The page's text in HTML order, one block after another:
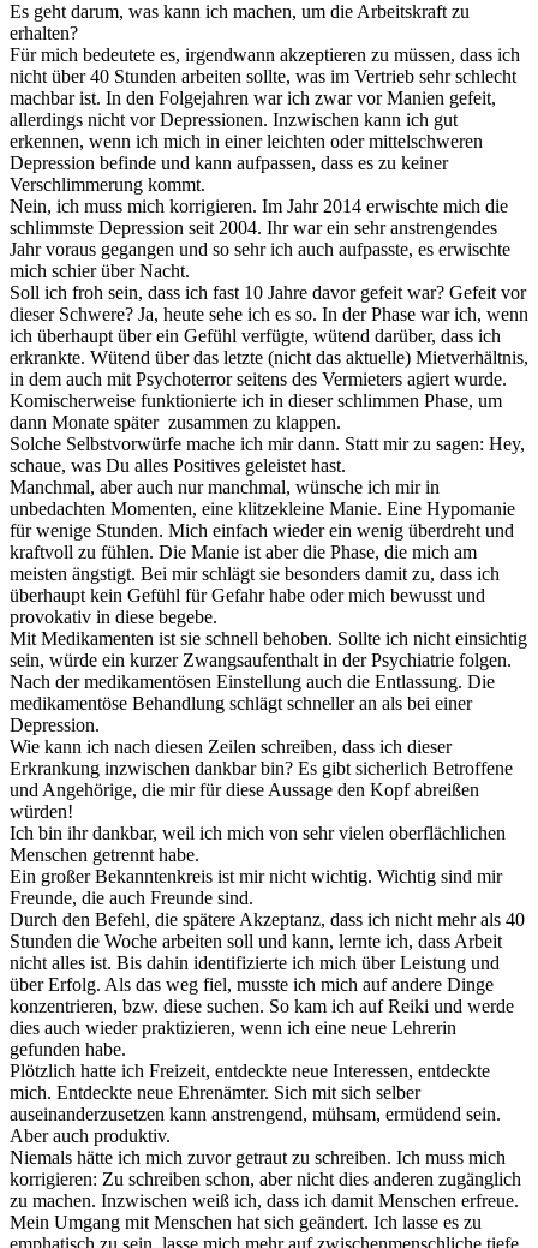
Es geht darum, was kann ich machen, um die Arbeitskraft zu
erhalten?
Für mich bedeutete es, irgendwann akzeptieren zu müssen, dass ich
nicht über 40 Stunden arbeiten sollte, was im Vertrieb sehr schlecht
machbar ist. In den Folgejahren war ich zwar vor Manien gefeit,
allerdings nicht vor Depressionen. Inzwischen kann ich gut
erkennen, wenn ich mich in einer leichten oder mittelschweren
Depression befinde und kann aufpassen, dass es zu keiner
Verschlimmerung kommt.
Nein, ich muss mich korrigieren. Im Jahr 2014 erwischte mich die
schlimmste Depression seit 2004. Ihr war ein sehr anstrengendes
Jahr voraus gegangen und so sehr ich auch aufpasste, es erwischte
mich schier über Nacht.
Soll ich froh sein, dass ich fast 10 Jahre davor gefeit war? Gefeit vor
dieser Schwere? Ja, heute sehe ich es so. In der Phase war ich, wenn
ich überhaupt über ein Gefühl verfügte, wütend darüber, dass ich
erkrankte. Wütend über das letzte (nicht das aktuelle) Mietverhältnis,
in dem auch mit Psychoterror seitens des Vermieters agiert wurde.
Komischerweise funktionierte ich in dieser schlimmen Phase, um
dann Monate später zusammen zu klappen.
Solche Selbstvorwürfe mache ich mir dann. Statt mir zu sagen: Hey,
schaue, was Du alles Positives geleistet hast.
Manchmal, aber auch nur manchmal, wünsche ich mir in
unbedachten Momenten, eine klitzekleine Manie. Eine Hypomanie
für wenige Stunden. Mich einfach wieder ein wenig überdreht und
kraftvoll zu fühlen. Die Manie ist aber die Phase, die mich am
meisten ängstigt. Bei mir schlägt sie besonders damit zu, dass ich
überhaupt kein Gefühl für Gefahr habe oder mich bewusst und
provokativ in diese begebe.
Mit Medikamenten ist sie schnell behoben. Sollte ich nicht einsichtig
sein, würde ein kurzer Zwangsaufenthalt in der Psychiatrie folgen.
Nach der medikamentösen Einstellung auch die Entlassung. Die
medikamentöse Behandlung schlägt schneller an als bei einer
Depression.
Wie kann ich nach diesen Zeilen schreiben, dass ich dieser
Erkrankung inzwischen dankbar bin? Es gibt sicherlich Betroffene
und Angehörige, die mir für diese Aussage den Kopf abreißen
würden!
Ich bin ihr dankbar, weil ich mich von sehr vielen oberflächlichen
Menschen getrennt habe.
Ein großer Bekanntenkreis ist mir nicht wichtig. Wichtig sind mir
Freunde, die auch Freunde sind.
Durch den Befehl, die spätere Akzeptanz, dass ich nicht mehr als 40
Stunden die Woche arbeiten soll und kann, lernte ich, dass Arbeit
nicht alles ist. Bis dahin identifizierte ich mich über Leistung und
über Erfolg. Als das weg fiel, musste ich mich auf andere Dinge
konzentrieren, bzw. diese suchen. So kam ich auf Reiki und werde
dies auch wieder praktizieren, wenn ich eine neue Lehrerin
gefunden habe.
Plötzlich hatte ich Freizeit, entdeckte neue Interessen, entdeckte
mich. Entdeckte neue Ehrenämter. Sich mit sich selber
auseinanderzusetzen kann anstrengend, mühsam, ermüdend sein.
Aber auch produktiv.
Niemals hätte ich mich zuvor getraut zu schreiben. Ich muss mich
korrigieren: Zu schreiben schon, aber nicht dies anderen zugänglich
zu machen. Inzwischen weiß ich, dass ich damit Menschen erfreue.
Mein Umgang mit Menschen hat sich geändert. Ich lasse es zu